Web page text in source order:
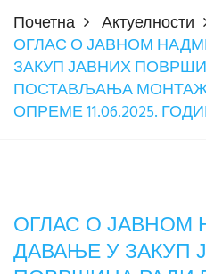
Почетна Актуелности
ОГЛАС О ЈАВНОМ
ЗАКУП ЈАВНИХ
ПОСТАВЉАЊА
ОПРЕМЕ 11.06.2025.
ОГЛАС О ЈАВНОМ
ДАВАЊЕ У ЗАКУП